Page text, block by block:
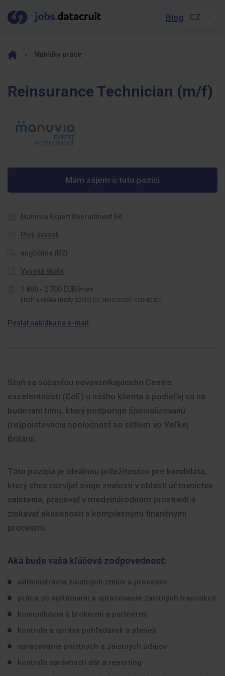
Blog
Nabídky práce
Reinsurance Technician (m/f)
Mám zájem o tuto pozici
Manuvia Expert Recruitment SK
Plný úvazek
angličtina (B2)
Vysoká škola
1 800 - 2 700 EUR/mes
finálna výška mzdy závisí od skúseností kaniddáta
Poslat nabídku na e-mail
Staň sa súčasťou novovznikajúceho Centra
excelentnosti (CoE) u nášho klienta a podieľaj sa na
budovaní tímu, ktorý podporuje špecializovanú
(re)poisťovaciu spoločnosť so sídlom vo Veľkej
Británii.
Táto pozícia je ideálnou príležitosťou pre kandidáta,
ktorý chce rozvíjať svoje znalosti v oblasti účtovníctva
zaistenia, pracovať v medzinárodnom prostredí a
získavať skúsenosti s komplexnými finančnými
procesmi.
Aká bude vaša kľúčová zodpovednosť:
administrácia zaistných zmlúv a procesov
práca so systémami a spracovanie zaistných transakcií
komunikácia s brokermi a partnermi
kontrola a správa pohľadávok a platieb
spracovanie poistných a zaistných údajov
kontrola správnosti dát a reporting